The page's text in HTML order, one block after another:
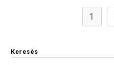
1
Keresés